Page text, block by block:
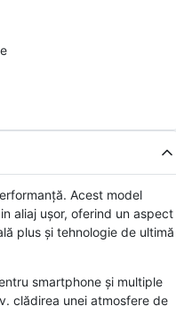
Acest model
aliaj ușor, oferind un aspect
plus și tehnologie de ultimă
smartphone și multiple
clădirea unei atmosfere de